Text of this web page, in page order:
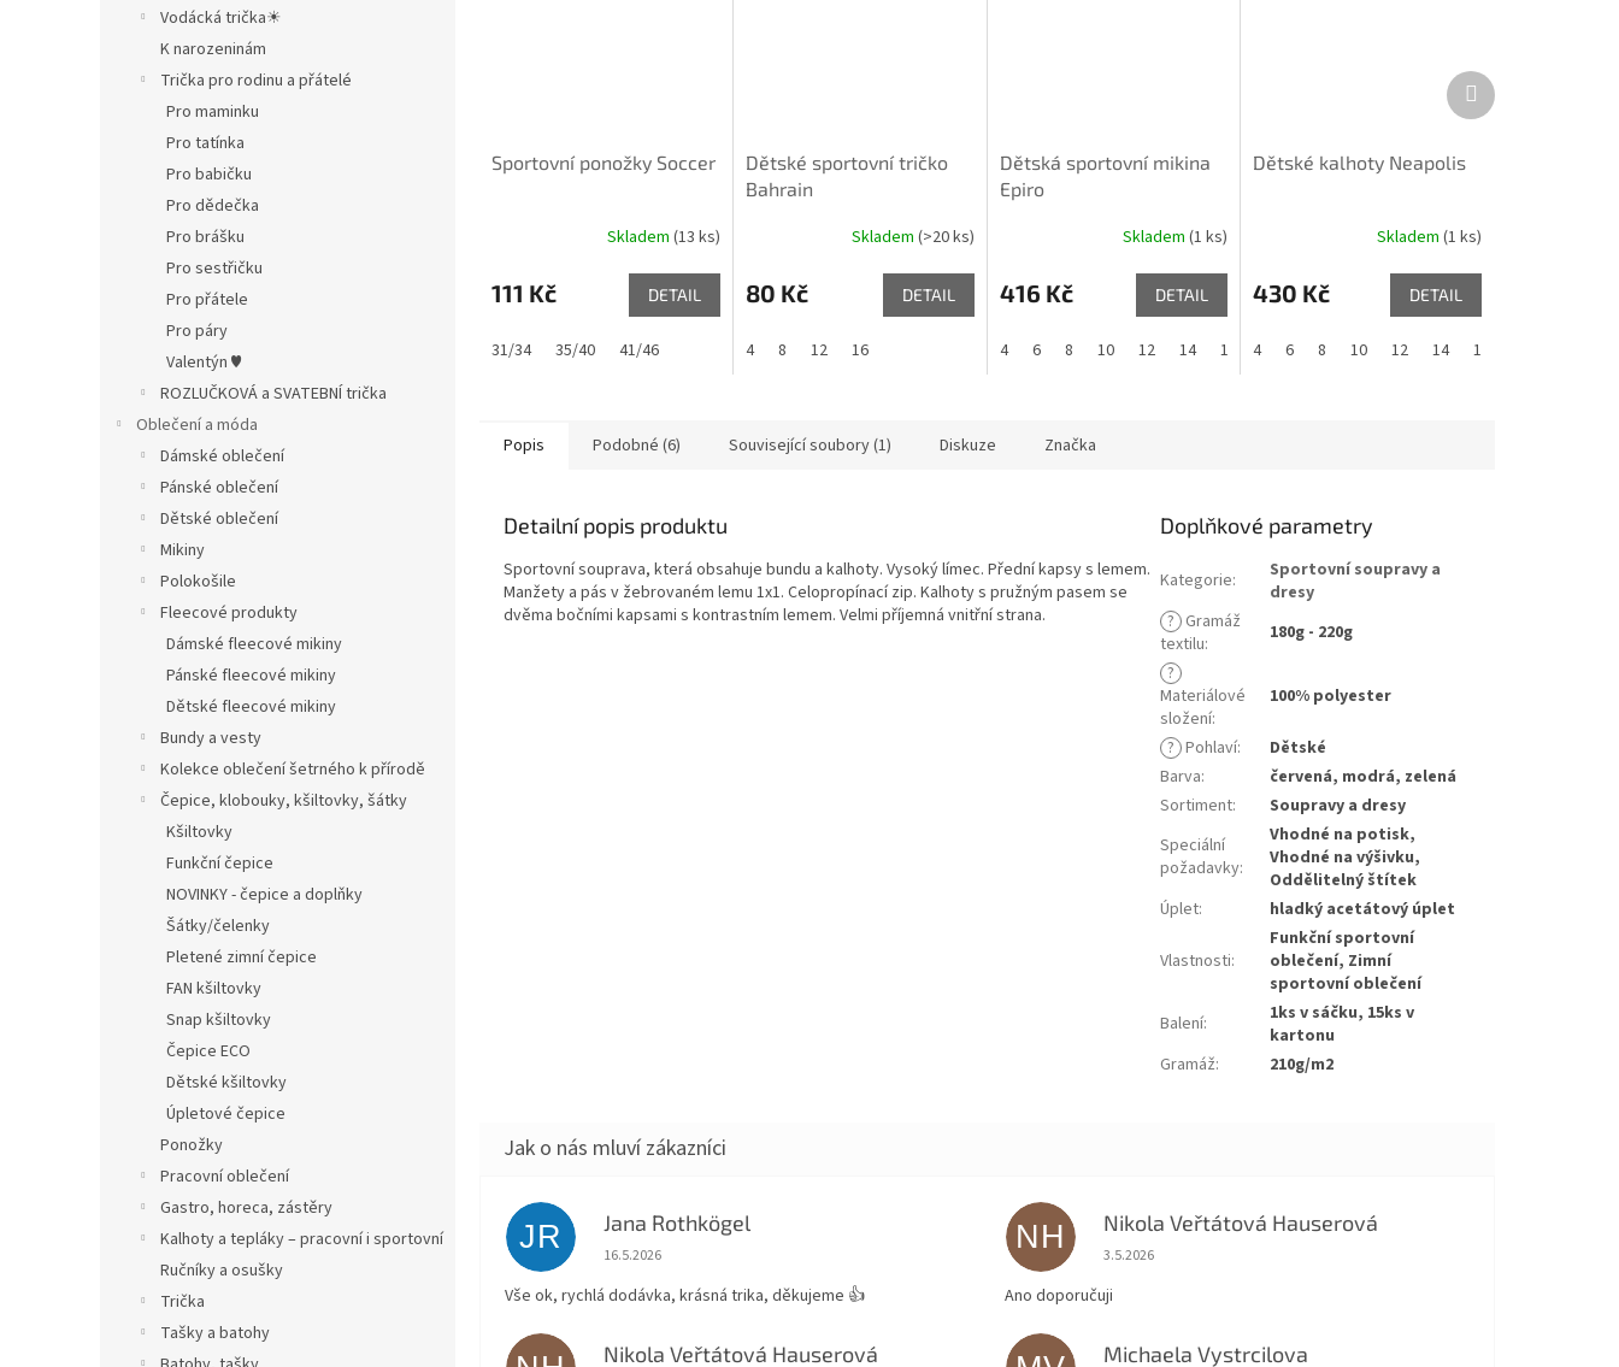
Vodácká trička☀
K narozeninám
Trička pro rodinu a přátelé
Pro maminku
Pro tatínka
Pro babičku
Pro dědečka
Pro brášku
Pro sestřičku
Pro přátele
Pro páry
Valentýn ♥
ROZLUČKOVÁ a SVATEBNÍ trička
Oblečení a móda
Dámské oblečení
Pánské oblečení
Dětské oblečení
Mikiny
Polokošile
Fleecové produkty
Dámské fleecové mikiny
Pánské fleecové mikiny
Dětské fleecové mikiny
Bundy a vesty
Kolekce oblečení šetrného k přírodě
Čepice, klobouky, kšiltovky, šátky
Kšiltovky
Funkční čepice
NOVINKY - čepice a doplňky
Šátky/čelenky
Pletené zimní čepice
FAN kšiltovky
Snap kšiltovky
Čepice ECO
Dětské kšiltovky
Úpletové čepice
Ponožky
Pracovní oblečení
Gastro, horeca, zástěry
Kalhoty a tepláky – pracovní i sportovní
Ručníky a osušky
Trička
Tašky a batohy
Sportovní ponožky Soccer
Skladem (13 ks)
111 Kč DETAIL
31/34 35/40 41/46
Dětské sportovní tričko
Bahrain
Skladem (>20 ks)
80 Kč DETAIL
4 8 12 16
Dětská sportovní mikina
Epiro
Skladem(1 ks)
416 Kč DETAIL
4 6 8 10 12 14 16
Dětské kalhoty Neapolis
Skladem (1 ks)
430 Kč DETAIL
4 6 8 10 12 14 16
Další
produkt
Popis Podobné (6) Související soubory (1) Diskuze Značka
Detailní popis produktu
Sportovní souprava, která obsahuje bundu a kalhoty. Vysoký límec. Přední kapsy s lemem.
Manžety a pás v žebrovaném lemu 1x1. Celopropínací zip. Kalhoty s pružným pasem se
dvěma bočními kapsami s kontrastním lemem. Velmi příjemná vnitřní strana.
Doplňkové parametry
Kategorie:
Sportovní soupravy a
dresy
? Gramáž
textilu:
180g - 220g
?
Materiálové
složení:
100% polyester
? Pohlaví:
Dětské
Barva:
červená, modrá, zelená
Sortiment:
Soupravy a dresy
Speciální
požadavky:
Vhodné na potisk,
Vhodné na výšivku,
Oddělitelný štítek
Úplet: hladký acetátový úplet
Vlastnosti:
Funkční sportovní
oblečení, Zimní
sportovní oblečení
Balení:
1ks v sáčku, 15ks v
kartonu
Gramáž: 210g/m2
JR Jana Rothkögel
Hodnocení obchodu je 5 z 5 hvězdiček.
16.5.2026
Vše ok, rychlá dodávka, krásná trika, děkujeme 👍
NH Nikola Veřtátová Hauserová
Hodnocení obchodu je 5 z 5 hvězdiček.
3.5.2026
Ano doporučuji
Nikola Veřtátová Hauserová Michaela Vystrcilova